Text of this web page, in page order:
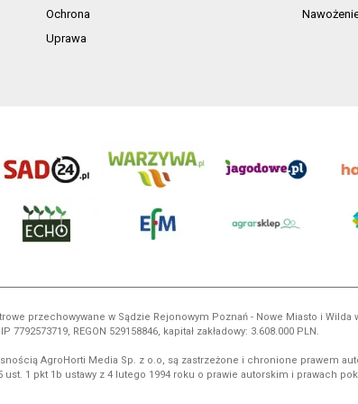
Ochrona
Uprawa
przechowywane w Sądzie Rejonowym Poznań - Nowe Miasto i Wilda
7792573719, REGON 529158846, kapitał zakładowy: 3.608.000 PLN.
AgroHorti Media Sp. z o.o, są zastrzeżone i chronione prawem
ust. 1 pkt 1b ustawy z 4 lutego 1994 roku o prawie autorskim i prawach